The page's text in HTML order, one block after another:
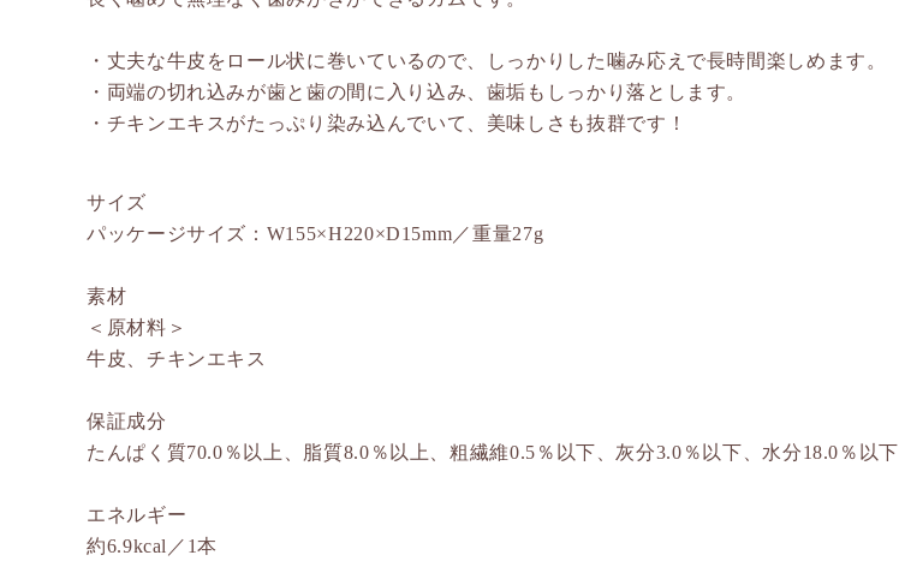
・丈夫な牛皮をロール状に巻いているので、しっかりした噛み応えで長時間楽しめます。
・両端の切れ込みが歯と歯の間に入り込み、歯垢もしっかり落とします。
・チキンエキスがたっぷり染み込んでいて、美味しさも抜群です！
サイズ
パッケージサイズ：W155×H220×D15mm／重量27g
素材
＜原材料＞
牛皮、チキンエキス
保証成分
たんぱく質70.0％以上、脂質8.0％以上、粗繊維0.5％以下、灰分3.0％以下、水分18.0％以下
エネルギー
約6.9kcal／1本